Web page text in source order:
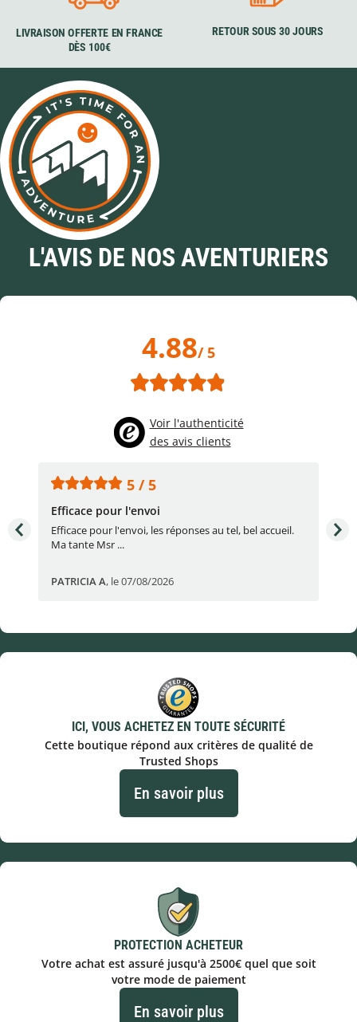
LIVRAISON OFFERTE EN FRANCE
DÈS 100€
RETOUR SOUS 30 JOURS
L'AVIS DE NOS AVENTURIERS
4.88/ 5
Voir l'authenticité
des avis clients
5 / 5
Efficace pour l'envoi
Efficace pour l'envoi, les réponses au tel, bel accueil.
Ma tante Msr ...
PATRICIA A, le 07/08/2026
ICI, VOUS ACHETEZ EN TOUTE SÉCURITÉ
Cette boutique répond aux critères de qualité de
Trusted Shops
En savoir plus
PROTECTION ACHETEUR
Votre achat est assuré jusqu'à 2500€ quel que soit
votre mode de paiement
En savoir plus